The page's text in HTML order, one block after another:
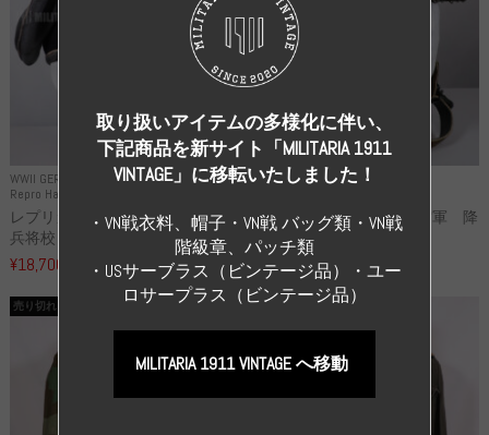
WWII GERMANY
Repro Hat and Cap SS and WSS
レプリカ 武装親衛隊 WSS 歩
兵将校 クラッシュキャップ ...
¥18,700 （税込）
WWII GERMANY
高品質レプリカ ドイツ空軍 降
下猟兵 ヘルメット
¥49,800（税込）
売り切れ 売り切れ
取り扱いアイテムの多様化に伴い、
下記商品を新サイト「MILITARIA 1911
VINTAGE」に移転いたしました！
・VN戦衣料、帽子・VN戦 バッグ類・VN戦
階級章、パッチ類
・USサーブラス（ビンテージ品）・ユー
ロサープラス（ビンテージ品）
MILITARIA 1911 VINTAGE へ移動